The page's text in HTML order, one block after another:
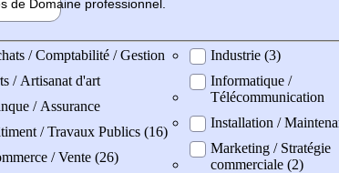
de Domaine professionnel
/ Comptabilité / Gestion
/ Artisanat d'art
/ Assurance
/ Travaux Publics (16)
/ Vente (26)
Industrie (3)
Informatique /
Télécommunication
Installation /
Marketing / Stratégie
commerciale (2)